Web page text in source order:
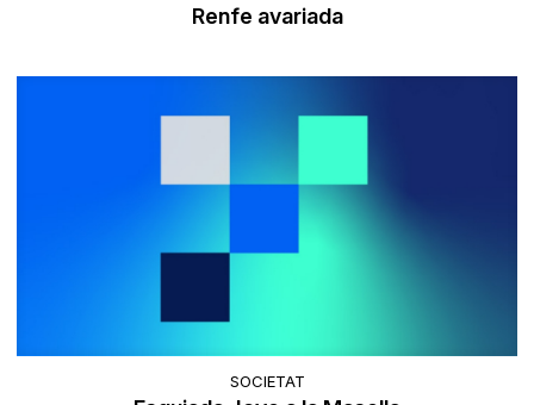
Renfe avariada
SOCIETAT